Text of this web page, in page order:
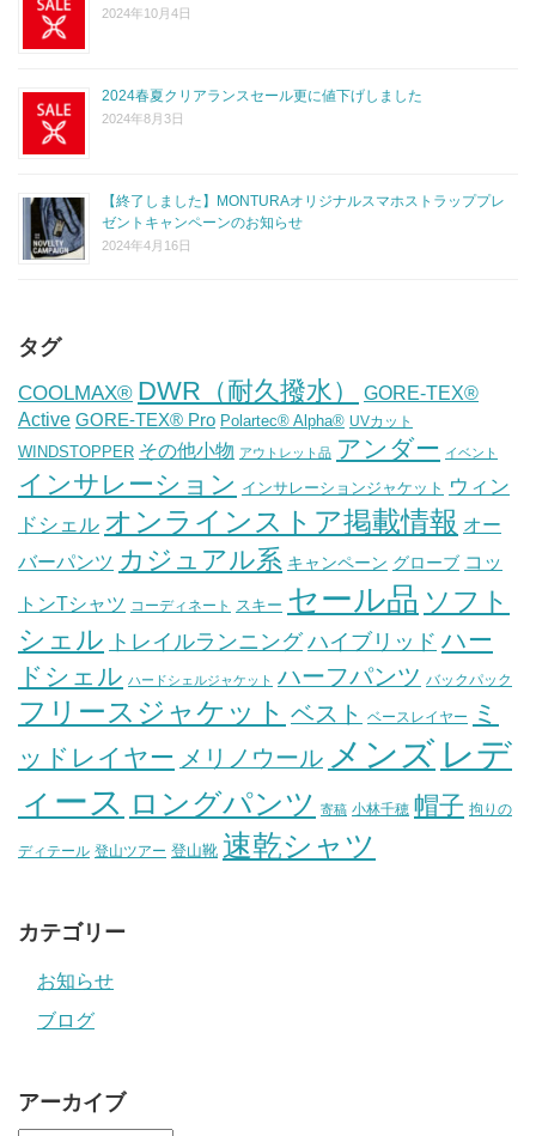
2024年10月4日
2024春夏クリアランスセール更に値下げしました
2024年8月3日
【終了しました】MONTURAオリジナルスマホストラッププレ
ゼントキャンペーンのお知らせ
2024年4月16日
タグ
COOLMAX® DWR（耐久撥水）
GORE-TEX®
Active GORE-TEX® Pro Polartec® Alpha® UVカット
WINDSTOPPER その他小物 アウトレット品 アンダー イベント
インサレーション インサレーションジャケット ウィン
ドシェル オンラインストア掲載情報 オー
バーパンツ カジュアル系 キャンペーン グローブ コッ
トンTシャツ コーディネート スキー セール品 ソフト
シェル トレイルランニング ハイブリッド ハー
ドシェル ハードシェルジャケット ハーフパンツ バックパック
フリースジャケット ベスト ベースレイヤー
ミ
ッドレイヤー メリノウール メンズ レデ
ィース ロングパンツ 寄稿 小林千穂 帽子 拘りの
ディテール 登山ツアー 登山靴 速乾シャツ
カテゴリー
お知らせ
ブログ
アーカイブ